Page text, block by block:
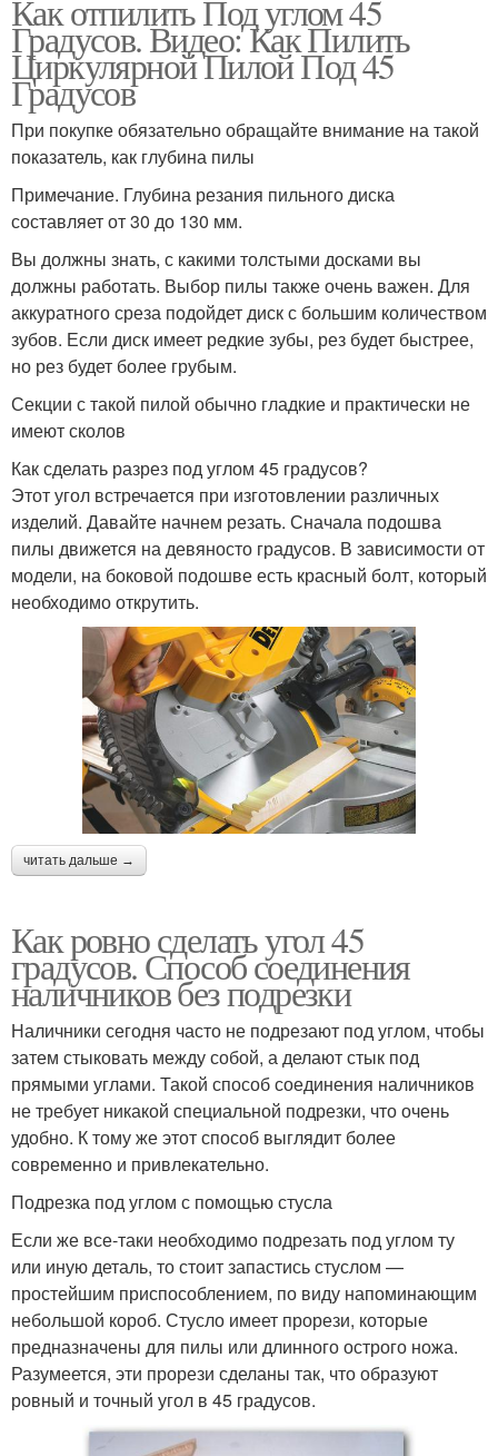
Как отпилить Под углом 45
Градусов. Видео: Как Пилить
Циркулярной Пилой Под 45
Градусов
При покупке обязательно обращайте внимание на такой
показатель, как глубина пилы
Примечание. Глубина резания пильного диска
составляет от 30 до 130 мм.
Вы должны знать, с какими толстыми досками вы
должны работать. Выбор пилы также очень важен. Для
аккуратного среза подойдет диск с большим количеством
зубов. Если диск имеет редкие зубы, рез будет быстрее,
но рез будет более грубым.
Секции с такой пилой обычно гладкие и практически не
имеют сколов
Как сделать разрез под углом 45 градусов?
Этот угол встречается при изготовлении различных
изделий. Давайте начнем резать. Сначала подошва
пилы движется на девяносто градусов. В зависимости от
модели, на боковой подошве есть красный болт, который
необходимо открутить.
читать дальше →
Как ровно сделать угол 45
градусов. Способ соединения
наличников без подрезки
Наличники сегодня часто не подрезают под углом, чтобы
затем стыковать между собой, а делают стык под
прямыми углами. Такой способ соединения наличников
не требует никакой специальной подрезки, что очень
удобно. К тому же этот способ выглядит более
современно и привлекательно.
Подрезка под углом с помощью стусла
Если же все-таки необходимо подрезать под углом ту
или иную деталь, то стоит запастись стуслом —
простейшим приспособлением, по виду напоминающим
небольшой короб. Стусло имеет прорези, которые
предназначены для пилы или длинного острого ножа.
Разумеется, эти прорези сделаны так, что образуют
ровный и точный угол в 45 градусов.